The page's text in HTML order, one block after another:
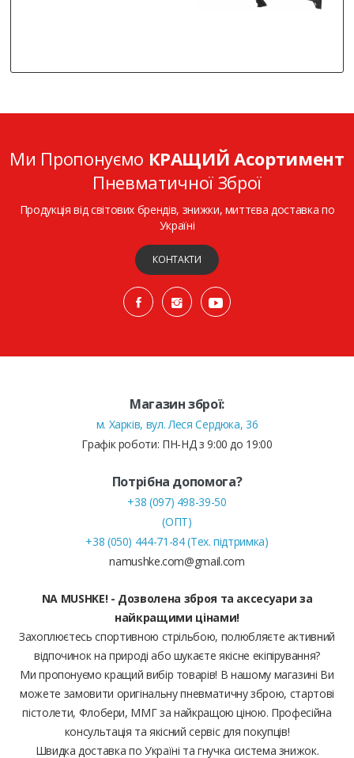
Ми Пропонуємо КРАЩИЙ Асортимент
Пневматичної Зброї
Продукція від світових брендів, знижки, миттєва доставка по
Україні
КОНТАКТИ
Магазин зброї:
м. Харків, вул. Леся Сердюка, 36
Графік роботи: ПН-НД з 9:00 до 19:00
Потрібна допомога?
+38 (097) 498-39-50
(ОПТ)
+38 (050) 444-71-84 (Тех. підтримка)
namushke.com@gmail.com
NA MUSHKE! - Дозволена зброя та аксесуари за
найкращими цінами!
Захоплюєтесь спортивною стрільбою, полюбляєте активний
відпочинок на природі або шукаєте якісне екіпірування?
Ми пропонуємо кращий вибір товарів! В нашому магазині Ви
можете замовити оригінальну пневматичну зброю, стартові
пістолети, Флобери, ММГ за найкращою ціною. Професійна
консультація та якісний сервіс для покупців!
Швидка доставка по Україні та гнучка система знижок.